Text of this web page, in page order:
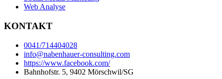
Web Analyse
KONTAKT
0041/714404028
info@nabenhauer-consulting.com
https://www.facebook.com/
Bahnhofstr. 5, 9402 Mörschwil/SG